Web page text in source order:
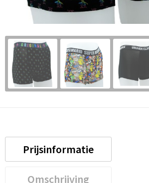
Prijsinformatie
Omschrijving